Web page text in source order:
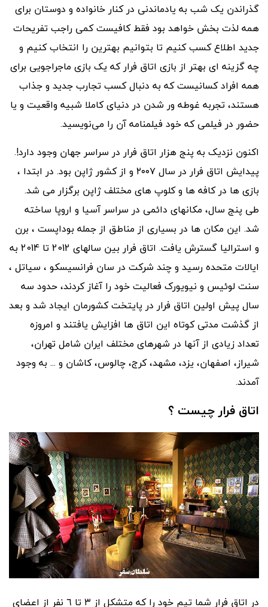
گذراندن یک شب به یادماندنی در کنار خانواده و دوستان برای
همه لذت بخش خواهد بود فقط کافیست کمی راجب تفریحات
جدید اطلاع کسب کنیم تا بتوانیم بهترین را انتخاب کنیم و
چه گزینه اى بهتر از بازی اتاق فرار که یک بازى ماجراجویی برای
همه افراد کسانیست که به دنبال کسب تجارب جدید و جذاب
هستند، تجربه غوطه ور شدن در دنیای کاملا شبیه واقعیت و یا
حضور در فیلمی که خود فیلمنامه آن را می‌نویسید.
اکنون نزدیک به پنج هزار اتاق فرار در سراسر جهان وجود دارد!.
پیدایش اتاق فرار در سال ٢٠٠٧ و از کشور ژاپن بود. در ابتدا ،
بازی ها در کافه ها و کلوپ های مختلف ژاپن برگزار می شد.
طی پنج سال، مکانهای دائمی در سراسر آسیا و اروپا ساخته
شد. این مکان ها در بسیاری از مناطق از جمله بوداپست ، برن
و استرالیا گسترش یافت. اتاق فرار بین سالهای 2012 تا 2014 به
ایالات متحده رسید و چند شرکت در سان فرانسیسکو ، سیاتل ،
سنت لوئیس و نیویورک فعالیت خود را آغاز کردند، حدود سه
سال پیش اولین اتاق فرار در پایتخت کشورمان ایجاد شد و بعد
از گذشت مدتی کوتاه این اتاق ها افزایش یافتند و امروزه
تعداد زیادی از آنها در شهرهای مختلف ایران شامل تهران،
شیراز، اصفهان، یزد، مشهد، کرج، چالوس، کاشان و ... به وجود
آمدند.
اتاق فرار چیست ؟
در اتاق فرار شما تیم خود را که متشکل از ٣ تا ٦ نفر از اعضاى